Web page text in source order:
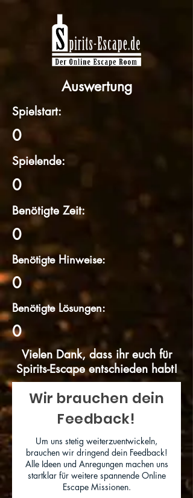
Auswertung
Spielstart:
0
Spielende:
0
Benötigte Zeit:
0
Benötigte Hinweise:
0
Benötigte Lösungen:
0
Vielen Dank, dass ihr euch für
Spirits-Escape entschieden habt!
Wir brauchen dein
Feedback!
Um uns stetig weiterzuentwickeln,
brauchen wir dringend dein Feedback!
Alle Ideen und Anregungen machen uns
startklar für weitere spannende Online
Escape Missionen.